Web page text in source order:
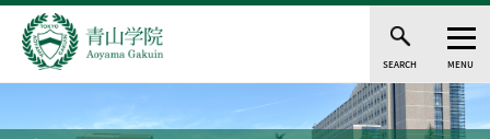
SEARCH MENU